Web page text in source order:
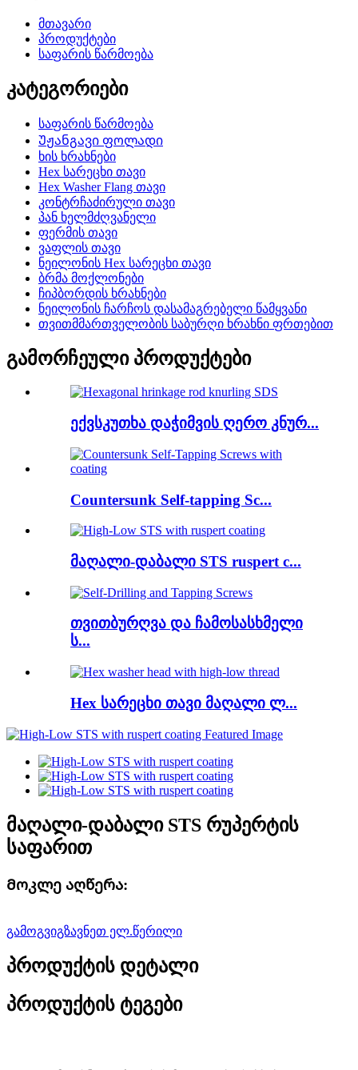
მთავარი
პროდუქტები
საფარის წარმოება
კატეგორიები
საფარის წარმოება
Უჟანგავი ფოლადი
ხის ხრახნები
Hex სარეცხი თავი
Hex Washer Flang თავი
კონტრჩაძირული თავი
პან ხელმძღვანელი
ფერმის თავი
ვაფლის თავი
ნეილონის Hex სარეცხი თავი
ბრმა მოქლონები
ჩიპბორდის ხრახნები
ნეილონის ჩარჩოს დასამაგრებელი წამყვანი
თვითმმართველობის საბურღი ხრახნი ფრთებით
გამორჩეული პროდუქტები
ექვსკუთხა დაჭიმვის ღერო კნურ...
Countersunk Self-tapping Sc...
მაღალი-დაბალი STS ruspert c...
თვითბურღვა და ჩამოსასხმელი
ს...
Hex სარეცხი თავი მაღალი ლ...
მაღალი-დაბალი STS რუპერტის
საფარით
Მოკლე აღწერა:
გამოგვიგზავნეთ ელ.წერილი
პროდუქტის დეტალი
პროდუქტის ტეგები